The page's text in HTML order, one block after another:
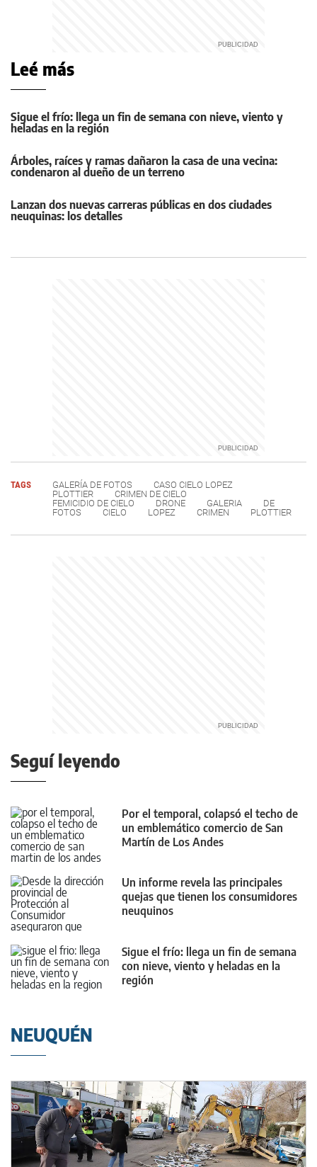
Leé más
Sigue el frío: llega un fin de semana con nieve, viento y
heladas en la región
Árboles, raíces y ramas dañaron la casa de una vecina:
condenaron al dueño de un terreno
Lanzan dos nuevas carreras públicas en dos ciudades
neuquinas: los detalles
TAGS GALERÍA DE FOTOS
CASO CIELO LOPEZ
PLOTTIER
CRIMEN DE CIELO
FEMICIDIO DE CIELO
DRONE GALERIA
DE
FOTOS
CIELO LOPEZ CRIMEN PLOTTIER
Seguí leyendo
Por el temporal, colapsó el techo de
un emblemático comercio de San
Martín de Los Andes
Un informe revela las principales
quejas que tienen los consumidores
neuquinos
Sigue el frío: llega un fin de semana
con nieve, viento y heladas en la
región
NEUQUÉN